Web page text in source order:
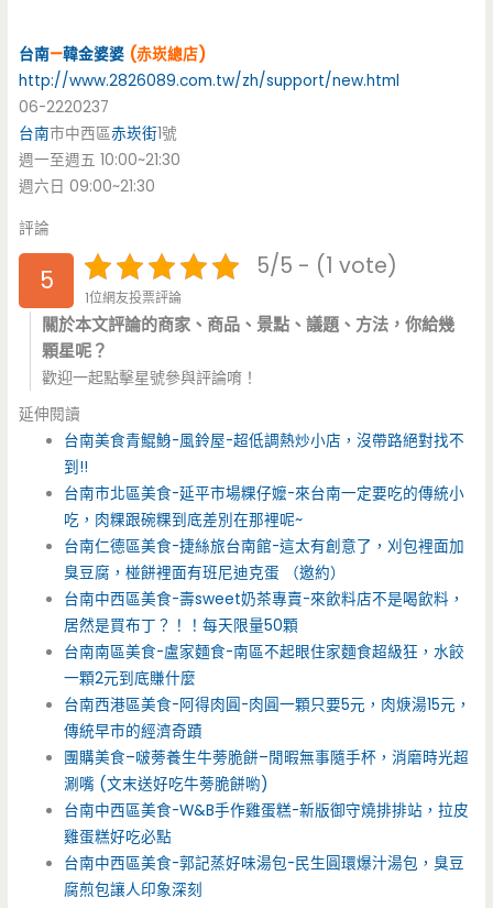
台南—韓金婆婆 (赤崁總店)
http://www.2826089.com.tw/zh/support/new.html
06-2220237
台南市中西區赤崁街1號
週一至週五 10:00~21:30
週六日 09:00~21:30
評論
5 5/5 - (1 vote)
1位網友投票評論
關於本文評論的商家、商品、景點、議題、方法，你給幾
顆星呢？
歡迎一起點擊星號參與評論唷！
延伸閱讀
台南美食青鯤鯓-風鈴屋-超低調熱炒小店，沒帶路絕對找不
到!!
台南市北區美食-延平市場粿仔嬤-來台南一定要吃的傳統小
吃，肉粿跟碗粿到底差別在那裡呢~
台南仁德區美食-捷絲旅台南館-這太有創意了，刈包裡面加
臭豆腐，椪餅裡面有班尼迪克蛋 （邀約）
台南中西區美食-壽sweet奶茶專賣-來飲料店不是喝飲料，
居然是買布丁？！！每天限量50顆
台南南區美食-盧家麵食-南區不起眼住家麵食超級狂，水餃
一顆2元到底賺什麼
台南西港區美食-阿得肉圓-肉圓一顆只要5元，肉焿湯15元，
傳統早市的經濟奇蹟
團購美食–啵蒡養生牛蒡脆餅–閒暇無事隨手杯，消磨時光超
涮嘴 (文末送好吃牛蒡脆餅喲)
台南中西區美食-W&B手作雞蛋糕-新版御守燒排排站，拉皮
雞蛋糕好吃必點
台南中西區美食-郭記蒸好味湯包-民生圓環爆汁湯包，臭豆
腐煎包讓人印象深刻